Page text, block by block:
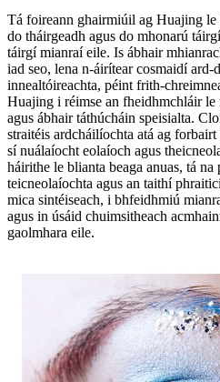
Tá foireann ghairmiúil ag Huajing le
do tháirgeadh agus do mhonarú
táirgí mianraí eile. Is ábhair
iad seo, lena n-áirítear cosmaidí ard-
innealtóireachta, péint frith-
Huajing i réimse an fheidhmchláir le
agus ábhair táthúcháin speisialta.
straitéis ardcháilíochta atá ag
sí nuálaíocht eolaíoch agus
háirithe le blianta beaga anuas, tá
teicneolaíochta agus an taithí
mica sintéiseach, i bhfeidhmiú
agus in úsáid chuimsitheach
gaolmhara eile.